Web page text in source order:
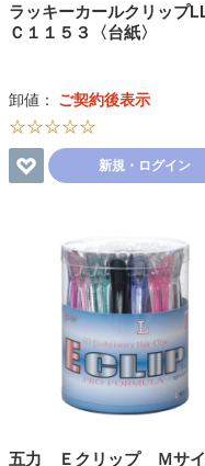
ラッキーカールクリップ
Ｃ１１５３〈台紙〉
卸値： ご契約後表示
☆☆☆☆☆
新規・ログイン
五力 Ｅクリップ Ｍサ